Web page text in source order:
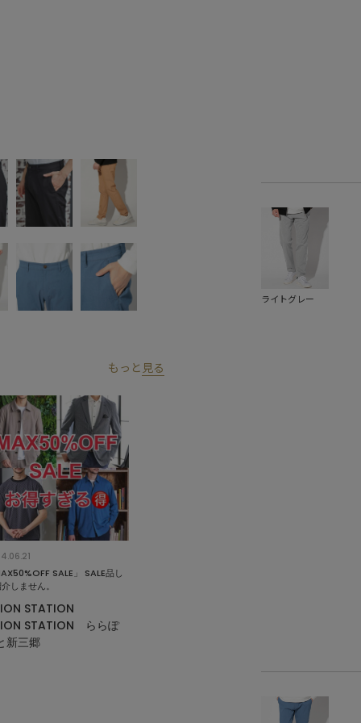
もっと 見る
SALE」 SALE品し
しません。
STATION
STATION ららぽ
新三郷
ライトグレー